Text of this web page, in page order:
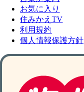
お気に入り
住みかえTV
利用規約
個人情報保護方針